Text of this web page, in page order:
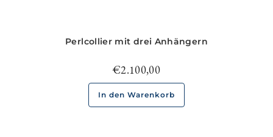
Perlcollier mit drei Anhängern
€2.100,00
In den Warenkorb